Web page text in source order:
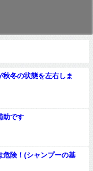
冬の状態を左右しま
助です
危険！(シャンプーの基